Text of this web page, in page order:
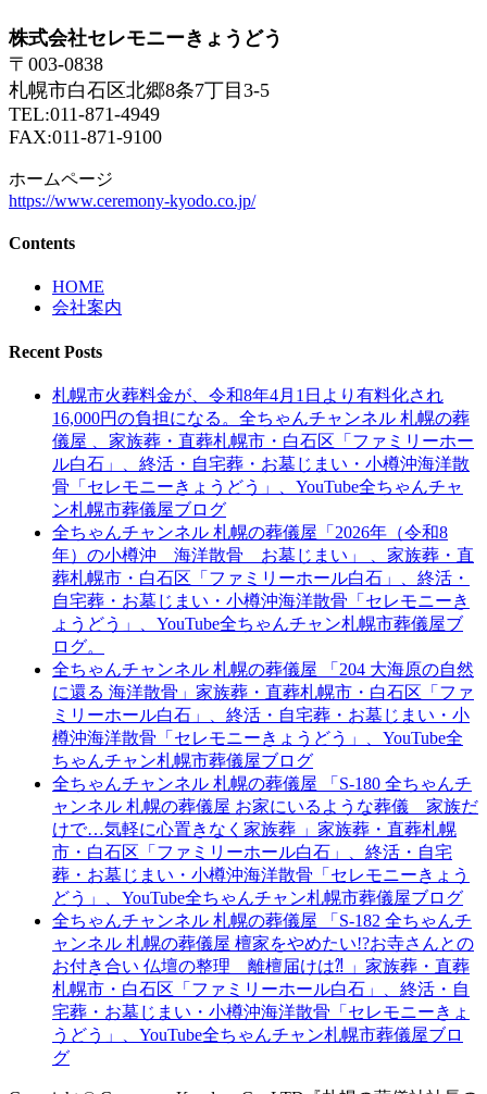
株式会社セレモニーきょうどう
〒003-0838
札幌市白石区北郷8条7丁目3-5
TEL:011-871-4949
FAX:011-871-9100
ホームページ
https://www.ceremony-kyodo.co.jp/
Contents
HOME
会社案内
Recent Posts
札幌市火葬料金が、令和8年4月1日より有料化され
16,000円の負担になる。全ちゃんチャンネル 札幌の葬
儀屋 、家族葬・直葬札幌市・白石区「ファミリーホー
ル白石」、終活・自宅葬・お墓じまい・小樽沖海洋散
骨「セレモニーきょうどう」、YouTube全ちゃんチャ
ン札幌市葬儀屋ブログ
全ちゃんチャンネル 札幌の葬儀屋「2026年（令和8
年）の小樽沖 海洋散骨 お墓じまい」 、家族葬・直
葬札幌市・白石区「ファミリーホール白石」、終活・
自宅葬・お墓じまい・小樽沖海洋散骨「セレモニーき
ょうどう」、YouTube全ちゃんチャン札幌市葬儀屋ブ
ログ。
全ちゃんチャンネル 札幌の葬儀屋 「204 大海原の自然
に還る 海洋散骨」家族葬・直葬札幌市・白石区「ファ
ミリーホール白石」、終活・自宅葬・お墓じまい・小
樽沖海洋散骨「セレモニーきょうどう」、YouTube全
ちゃんチャン札幌市葬儀屋ブログ
全ちゃんチャンネル 札幌の葬儀屋 「S-180 全ちゃんチ
ャンネル 札幌の葬儀屋 お家にいるような葬儀 家族だ
けで…気軽に心置きなく家族葬 」家族葬・直葬札幌
市・白石区「ファミリーホール白石」、終活・自宅
葬・お墓じまい・小樽沖海洋散骨「セレモニーきょう
どう」、YouTube全ちゃんチャン札幌市葬儀屋ブログ
全ちゃんチャンネル 札幌の葬儀屋 「S-182 全ちゃんチ
ャンネル 札幌の葬儀屋 檀家をやめたい!?お寺さんとの
お付き合い 仏壇の整理 離檀届けは⁈ 」家族葬・直葬
札幌市・白石区「ファミリーホール白石」、終活・自
宅葬・お墓じまい・小樽沖海洋散骨「セレモニーきょ
うどう」、YouTube全ちゃんチャン札幌市葬儀屋ブロ
グ